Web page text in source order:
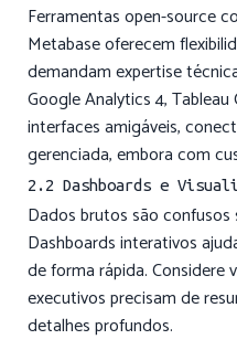
Ferramentas open-source
Metabase oferecem
demandam expertise
Google Analytics 4,
interfaces amigáveis,
gerenciada, embora com
2.2 Dashboards e
Dados brutos são confusos
Dashboards interativos
de forma rápida. Considere
executivos precisam de
detalhes profundos.